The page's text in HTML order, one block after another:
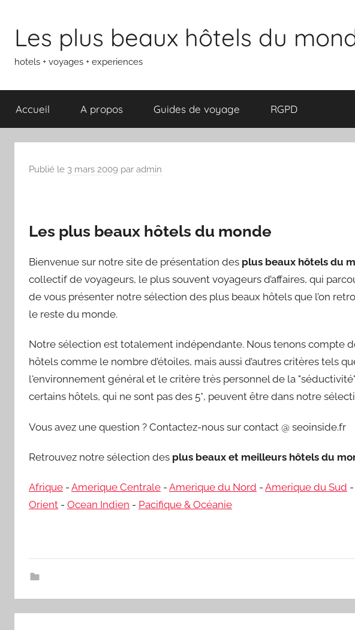
contenu
Les plus beaux hôtels du
hotels + voyages + experiences
Accueil A propos Guides de voyage RGPD
Publié le 3 mars 2009 par admin
Les plus beaux hôtels du monde
Bienvenue sur notre site de présentation des plus beaux hôtels du
collectif de voyageurs, le plus souvent voyageurs d’affaires, qui
de vous présenter notre sélection des plus beaux hôtels que l’on
le reste du monde.
Notre sélection est totalement indépendante. Nous tenons compte
hôtels comme le nombre d’étoiles, mais aussi d’autres critères tels
l'environnement général et le critère très personnel de la
certains hôtels, qui ne sont pas des 5*, peuvent être dans notre
Vous avez une question ? Contactez-nous sur contact @ seoinside.fr
Retrouvez notre sélection des plus beaux et meilleurs hôtels du
Afrique - Amerique Centrale - Amerique du Nord - Amerique du Sud -
Orient - Ocean Indien - Pacifique & Océanie